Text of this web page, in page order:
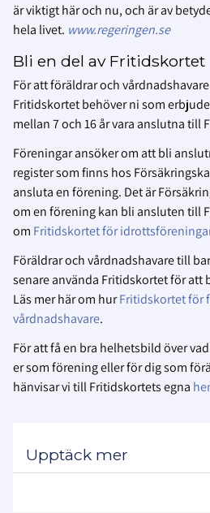
är viktigt här och nu, och är av
hela livet. www.regeringen.se
Bli en del av Fritidskortet
För att föräldrar och
Fritidskortet behöver ni som
mellan 7 och 16 år vara anslutna till
Föreningar ansöker om att bli
register som finns hos
ansluta en förening. Det är
om en förening kan bli ansluten till
om Fritidskortet för
Föräldrar och vårdnadshavare till
senare använda Fritidskortet för att
Läs mer här om hurFritidskortet för
vårdnadshavare.
För att få en bra helhetsbild över
er som förening eller för dig som
hänvisar vi till Fritidskortets egna
Upptäck mer